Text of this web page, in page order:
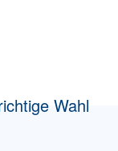
Wahl